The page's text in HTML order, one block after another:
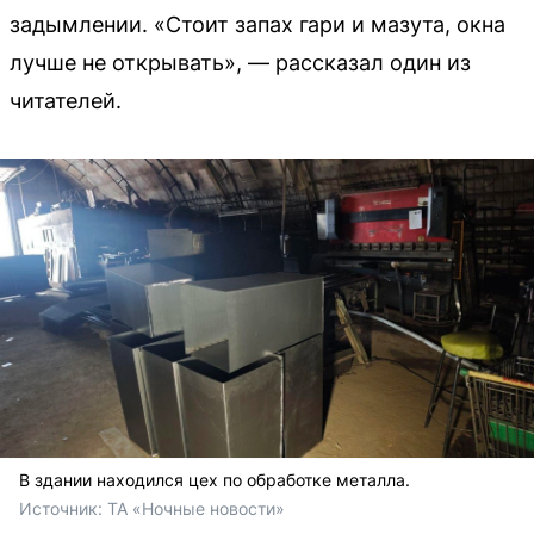
задымлении. «Стоит запах гари и мазута, окна
лучше не открывать», — рассказал один из
читателей.
В здании находился цех по обработке металла.
Источник: ТА «Ночные новости»